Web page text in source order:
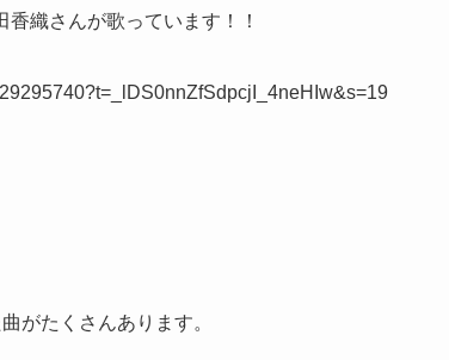
織さんが歌っています！！
がたくさんあります。